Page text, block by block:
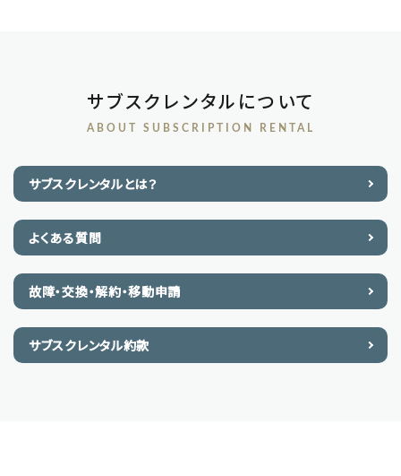
サブスクレンタルについて
ABOUT SUBSCRIPTION RENTAL
サブスクレンタルとは？
よくある質問
故障・交換・解約・移動申請
サブスクレンタル約款